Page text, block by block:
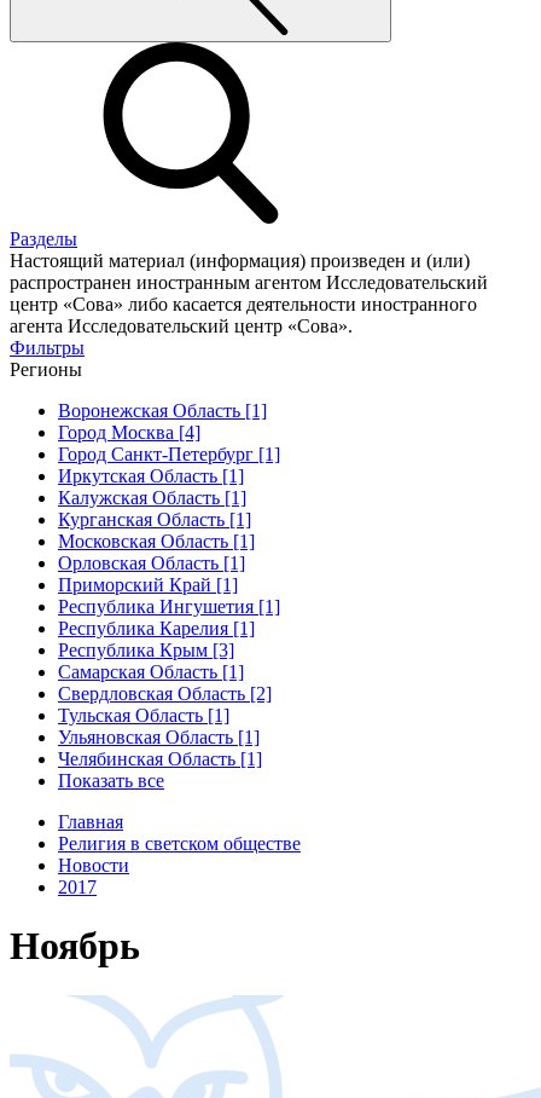
Разделы
Настоящий материал (информация) произведен и (или)
распространен иностранным агентом Исследовательский
центр «Сова» либо касается деятельности иностранного
агента Исследовательский центр «Сова».
Фильтры
Регионы
Воронежская Область [1]
Город Москва [4]
Город Санкт-Петербург [1]
Иркутская Область [1]
Калужская Область [1]
Курганская Область [1]
Московская Область [1]
Орловская Область [1]
Приморский Край [1]
Республика Ингушетия [1]
Республика Карелия [1]
Республика Крым [3]
Самарская Область [1]
Свердловская Область [2]
Тульская Область [1]
Ульяновская Область [1]
Челябинская Область [1]
Показать все
Главная
Религия в светском обществе
Новости
2017
Ноябрь